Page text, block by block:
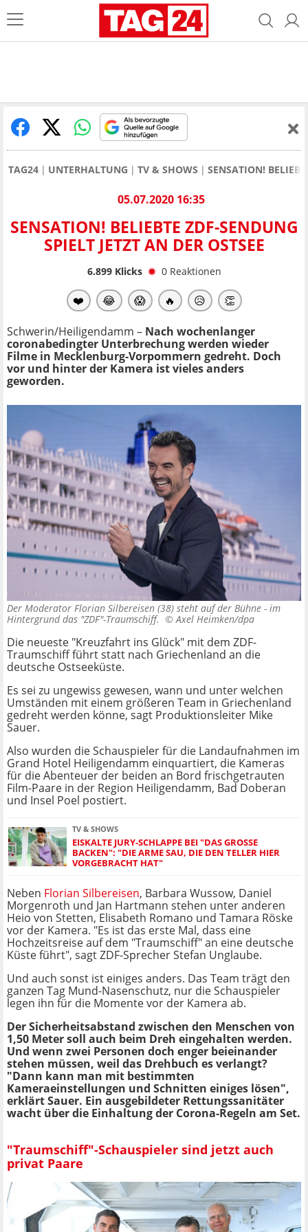
TAG24 UNTERHALTUNG TV & SHOWS SENSATION!
05.07.2020 16:35
SENSATION! BELIEBTE ZDF-SENDUNG
SPIELT JETZT AN DER OSTSEE
6.899Klicks 0 Reaktionen
❤️ 😂 😱 🔥 😥 👏
Schwerin/Heiligendamm – Nach wochenlanger
coronabedingter Unterbrechung werden wieder
Filme in Mecklenburg-Vorpommern gedreht. Doch
vor und hinter der Kamera ist vieles anders
geworden.
Der Moderator Florian Silbereisen (38) steht auf der Bühne - im
Hintergrund das "ZDF"-Traumschiff. ©Axel Heimken/dpa
Die neueste "Kreuzfahrt ins Glück" mit dem ZDF-
Traumschiff führt statt nach Griechenland an die
deutsche Ostseeküste.
Es sei zu ungewiss gewesen, wann und unter welchen
Umständen mit einem größeren Team in Griechenland
gedreht werden könne, sagt Produktionsleiter Mike
Sauer.
Also wurden die Schauspieler für die Landaufnahmen im
Grand Hotel Heiligendamm einquartiert, die Kameras
für die Abenteuer der beiden an Bord frischgetrauten
Film-Paare in der Region Heiligendamm, Bad Doberan
und Insel Poel postiert.
TV & SHOWS
EISKALTE JURY-SCHLAPPE BEI "DAS GROSSE B
ACKEN": "DIE ARME SAU, DIE DEN TELLER HIER V
ORGEBRACHT HAT"
Neben Florian Silbereisen, Barbara Wussow, Daniel
Morgenroth und Jan Hartmann stehen unter anderen
Heio von Stetten, Elisabeth Romano und Tamara Röske
vor der Kamera. "Es ist das erste Mal, dass eine
Hochzeitsreise auf dem "Traumschiff" an eine deutsche
Küste führt", sagt ZDF-Sprecher Stefan Unglaube.
Und auch sonst ist einiges anders. Das Team trägt den
ganzen Tag Mund-Nasenschutz, nur die Schauspieler
legen ihn für die Momente vor der Kamera ab.
Der Sicherheitsabstand zwischen den Menschen von
1,50 Meter soll auch beim Dreh eingehalten werden.
Und wenn zwei Personen doch enger beieinander
stehen müssen, weil das Drehbuch es verlangt?
"Dann kann man mit bestimmten
Kameraeinstellungen und Schnitten einiges lösen",
erklärt Sauer. Ein ausgebildeter Rettungssanitäter
wacht über die Einhaltung der Corona-Regeln am Set.
"Traumschiff"-Schauspieler sind jetzt auch
privat Paare